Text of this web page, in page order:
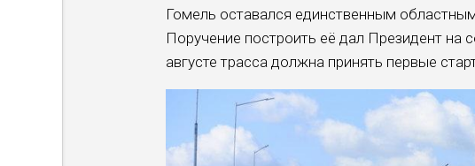
Гомель оставался единственным
Поручение построить её дал Президент на
августе трасса должна принять первые